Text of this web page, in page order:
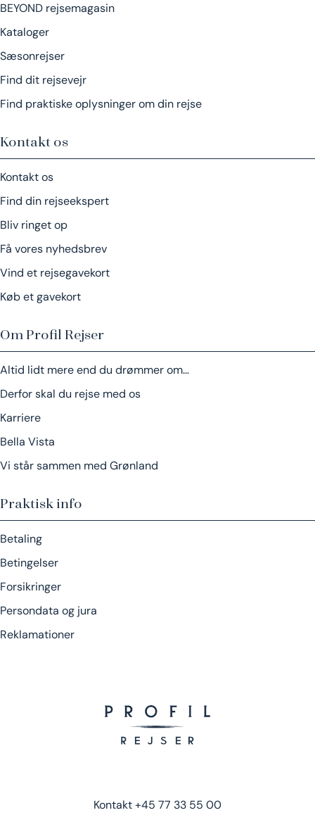
BEYOND rejsemagasin
Kataloger
Sæsonrejser
Find dit rejsevejr
Find praktiske oplysninger om din rejse
Kontakt os
Kontakt os
Find din rejseekspert
Bliv ringet op
Få vores nyhedsbrev
Vind et rejsegavekort
Køb et gavekort
Om Profil Rejser
Altid lidt mere end du drømmer om…
Derfor skal du rejse med os
Karriere
Bella Vista
Vi står sammen med Grønland
Praktisk info
Betaling
Betingelser
Forsikringer
Persondata og jura
Reklamationer
Kontakt+45 77 33 55 00